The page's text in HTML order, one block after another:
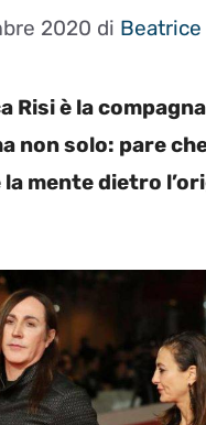
2020 di
Risi è la
non solo: pare
la mente dietro